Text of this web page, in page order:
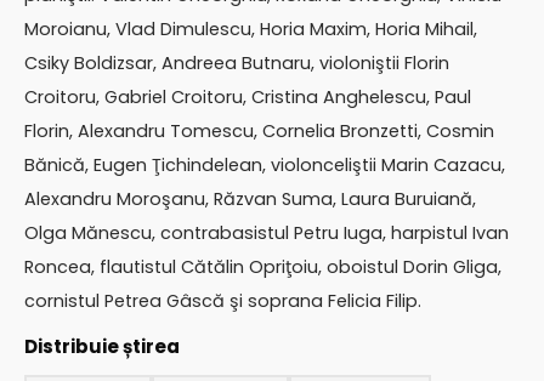
Moroianu, Vlad Dimulescu, Horia Maxim, Horia Mihail,
Csiky Boldizsar, Andreea Butnaru, violoniştii Florin
Croitoru, Gabriel Croitoru, Cristina Anghelescu, Paul
Florin, Alexandru Tomescu, Cornelia Bronzetti, Cosmin
Bănică, Eugen Ţichindelean, violonceliştii Marin Cazacu,
Alexandru Moroşanu, Răzvan Suma, Laura Buruiană,
Olga Mănescu, contrabasistul Petru Iuga, harpistul Ivan
Roncea, flautistul Cătălin Opriţoiu, oboistul Dorin Gliga,
cornistul Petrea Gâscă şi soprana Felicia Filip.
Distribuie știrea